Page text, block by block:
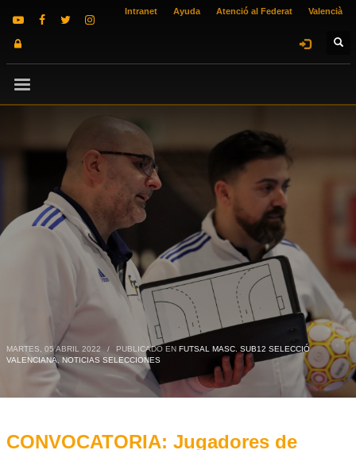
Intranet Ayuda Atenció al Federat Valencià
MARTES, 05 ABRIL 2022 / PUBLICADO EN FUTSAL MASC. SUB12 SELECCIÓ
VALENCIANA, NOTICIAS SELECCIONES
CONVOCATORIA: Jugadores de